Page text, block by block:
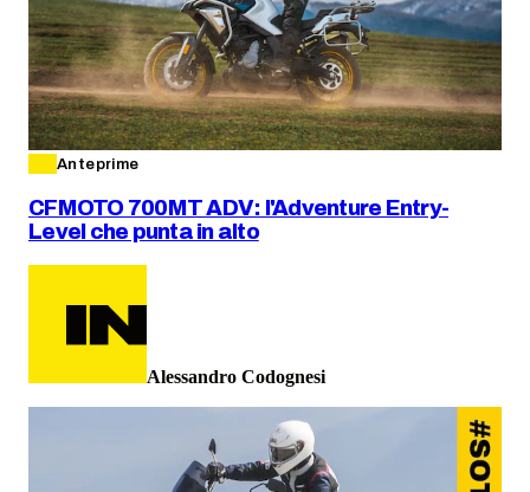
Anteprime
CFMOTO 700MT ADV: l'Adventure Entry-
Level che punta in alto
Alessandro Codognesi